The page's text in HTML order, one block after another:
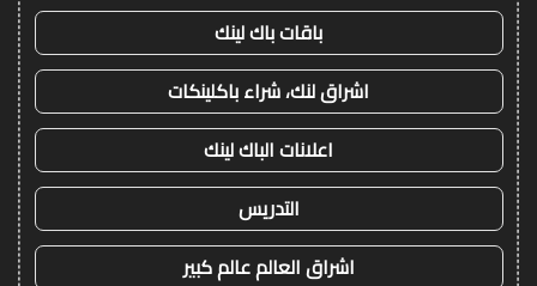
باقات باك لينك
اشراق لنك، شراء باكلينكات
اعلانات الباك لينك
التدريس
اشراق العالم عالم كبير